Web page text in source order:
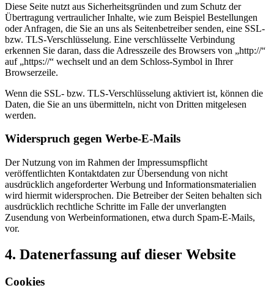
Diese Seite nutzt aus Sicherheitsgründen und zum Schutz der
Übertragung vertraulicher Inhalte, wie zum Beispiel Bestellungen
oder Anfragen, die Sie an uns als Seitenbetreiber senden, eine SSL-
bzw. TLS-Verschlüsselung. Eine verschlüsselte Verbindung
erkennen Sie daran, dass die Adresszeile des Browsers von „http://“
auf „https://“ wechselt und an dem Schloss-Symbol in Ihrer
Browserzeile.
Wenn die SSL- bzw. TLS-Verschlüsselung aktiviert ist, können die
Daten, die Sie an uns übermitteln, nicht von Dritten mitgelesen
werden.
Widerspruch gegen Werbe-E-Mails
Der Nutzung von im Rahmen der Impressumspflicht
veröffentlichten Kontaktdaten zur Übersendung von nicht
ausdrücklich angeforderter Werbung und Informationsmaterialien
wird hiermit widersprochen. Die Betreiber der Seiten behalten sich
ausdrücklich rechtliche Schritte im Falle der unverlangten
Zusendung von Werbeinformationen, etwa durch Spam-E-Mails,
vor.
4. Datenerfassung auf dieser Website
Cookies